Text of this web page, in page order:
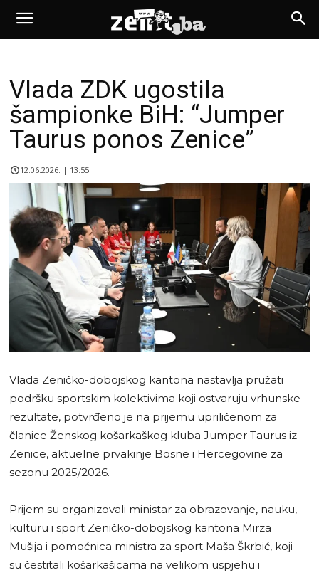
Vlada ZDK ugostila
šampionke BiH: “Jumper
Taurus ponos Zenice”
12.06.2026. | 13:55
Vlada Zeničko-dobojskog kantona nastavlja pružati
podršku sportskim kolektivima koji ostvaruju vrhunske
rezultate, potvrđeno je na prijemu upriličenom za
članice Ženskog košarkaškog kluba Jumper Taurus iz
Zenice, aktuelne prvakinje Bosne i Hercegovine za
sezonu 2025/2026.
Prijem su organizovali ministar za obrazovanje, nauku,
kulturu i sport Zeničko-dobojskog kantona Mirza
Mušija i pomoćnica ministra za sport Maša Škrbić, koji
su čestitali košarkašicama na velikom uspjehu i